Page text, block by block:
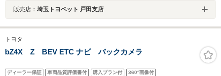
販売店： 埼玉トヨペット 戸田支店
トヨタ
bZ4X Z BEV ETC ナビ バックカメラ
ディーラー保証 車両品質評価書付 購入プラン付 360°画像付